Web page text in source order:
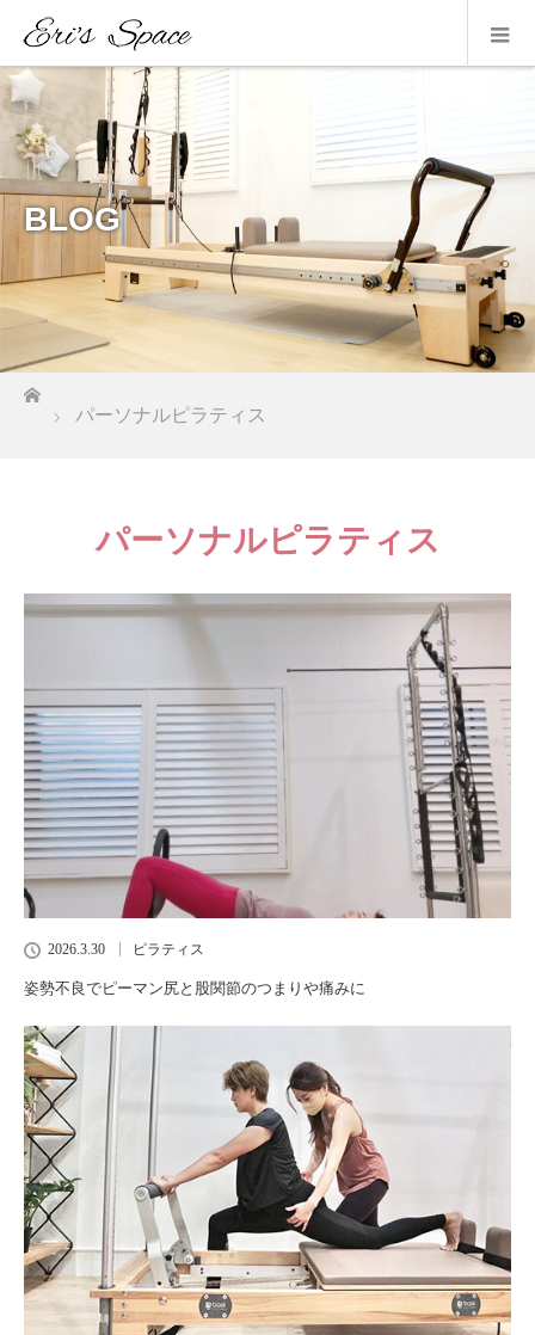
BLOG
ホーム
パーソナルピラティス
パーソナルピラティス
2026.3.30 ピラティス
姿勢不良でピーマン尻と股関節のつまりや痛みに